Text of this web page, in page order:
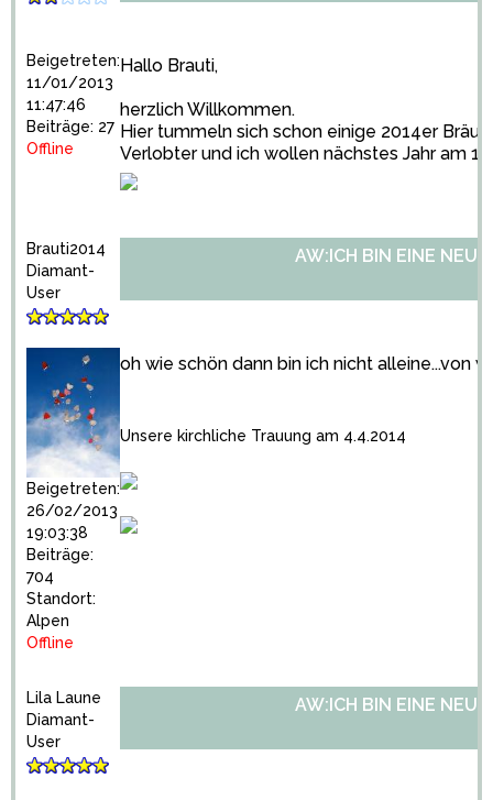
Beigetreten:
11/01/2013
11:47:46
Beiträge: 27
Offline
Hallo Brauti,
herzlich Willkommen.
Hier tummeln sich schon einige 2014er
Verlobter und ich wollen nächstes Jahr am
Brauti2014
Diamant-
User
Beigetreten:
26/02/2013
19:03:38
Beiträge:
704
Standort:
Alpen
Offline
AW:ICH BIN EINE
oh wie schön dann bin ich nicht alleine...von
Unsere kirchliche Trauung am 4.4.2014
Lila Laune
Diamant-
User
AW:ICH BIN EINE